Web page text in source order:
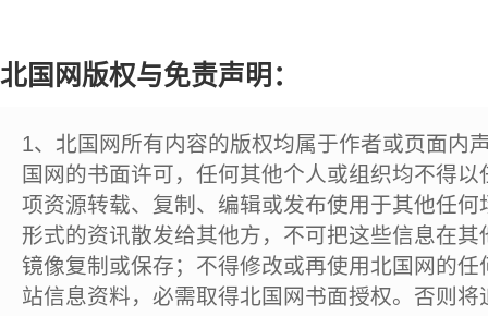
北国网版权与免责声明：
1、北国网所有内容的版权均属于作者或页面内
国网的书面许可，任何其他个人或组织均不得
项资源转载、复制、编辑或发布使用于其他任
形式的资讯散发给其他方，不可把这些信息在
镜像复制或保存；不得修改或再使用北国网的
站信息资料，必需取得北国网书面授权。否则将